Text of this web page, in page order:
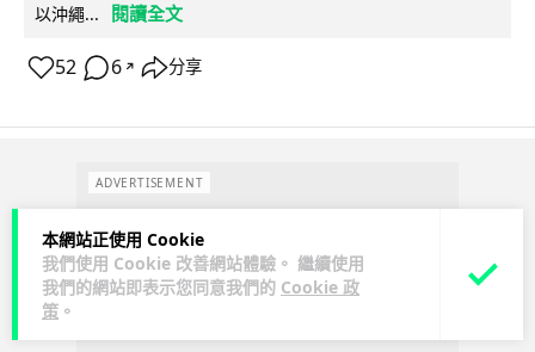
本網站正使用 Cookie
我們使用 Cookie 改善網站體驗。 繼續使用
我們的網站即表示您同意我們的 Cookie 政
策 。
以沖繩...
閱讀全文
52 6 ↗ 分享
ADVERTISEMENT